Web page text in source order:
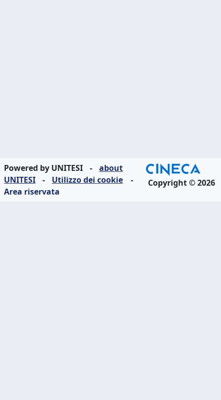
Powered by UNITESI -
about
UNITESI
- Utilizzo dei cookie
-
Area riservata
Copyright © 2026